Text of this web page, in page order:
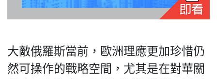
大敵俄羅斯當前，歐洲理應更加珍惜仍
然可操作的戰略空間，尤其是在對華關